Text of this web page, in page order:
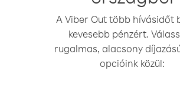
A Viber Out több hívásidőt
kevesebb pénzért.
rugalmas, alacsony
opcióink közül: